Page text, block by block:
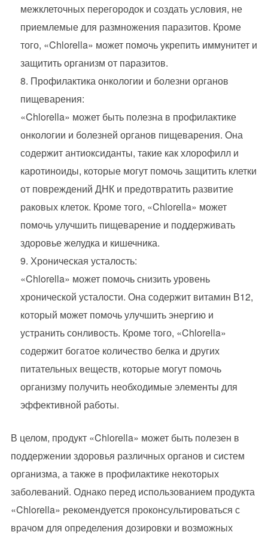
межклеточных перегородок и создать условия, не
приемлемые для размножения паразитов. Кроме
того, «Chlorella» может помочь укрепить иммунитет и
защитить организм от паразитов.
Профилактика онкологии и болезни органов
пищеварения:
«Chlorella» может быть полезна в профилактике
онкологии и болезней органов пищеварения. Она
содержит антиоксиданты, такие как хлорофилл и
каротиноиды, которые могут помочь защитить клетки
от повреждений ДНК и предотвратить развитие
раковых клеток. Кроме того, «Chlorella» может
помочь улучшить пищеварение и поддерживать
здоровье желудка и кишечника.
Хроническая усталость:
«Chlorella» может помочь снизить уровень
хронической усталости. Она содержит витамин В12,
который может помочь улучшить энергию и
устранить сонливость. Кроме того, «Chlorella»
содержит богатое количество белка и других
питательных веществ, которые могут помочь
организму получить необходимые элементы для
эффективной работы.
В целом, продукт «Chlorella» может быть полезен в
поддержении здоровья различных органов и систем
организма, а также в профилактике некоторых
заболеваний. Однако перед использованием продукта
«Chlorella» рекомендуется проконсультироваться с
врачом для определения дозировки и возможных